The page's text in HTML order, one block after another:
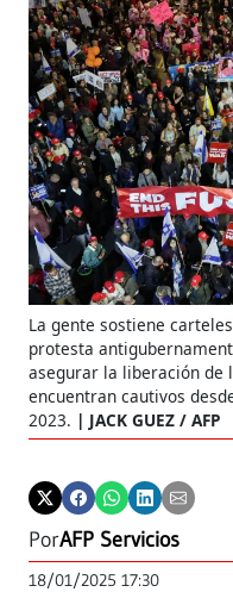
La gente sostiene
protesta
asegurar la liberación de
encuentran cautivos
2023.
JACK GUEZ / AFP
PorAFP Servicios
18/01/2025 17:30